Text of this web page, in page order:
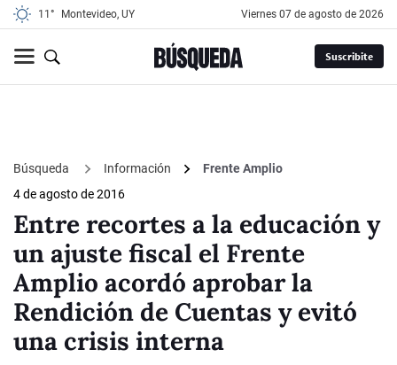
11° Montevideo, UY viernes 07 de agosto de 2026
Suscribite
Búsqueda Información
Frente Amplio
4 de agosto de 2016
Entre recortes a la educación y
un ajuste fiscal el Frente
Amplio acordó aprobar la
Rendición de Cuentas y evitó
una crisis interna